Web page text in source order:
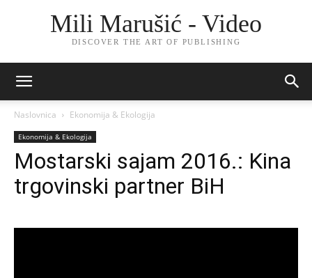
Mili Marušić - Video
DISCOVER THE ART OF PUBLISHING
Naslovnica Ekonomija & Ekologija
Ekonomija & Ekologija
Mostarski sajam 2016.: Kina
trgovinski partner BiH